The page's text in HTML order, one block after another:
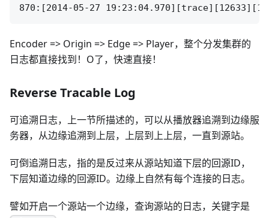
Encoder => Origin => Edge => Player，整个分发集群的
日志都直接找到！O了，快速直接！
Reverse Tracable Log
可追溯日志，上一节所描述的，可以从播放器追溯到边缘服
务器，从边缘追溯到上层，上层到上上层，一直到源站。
可倒追溯日志，指的是反过来从源站知道下层的回源ID，
下层知道边缘的回源ID。边缘上自然有每个连接的日志。
譬如开启一个源站一个边缘，查询源站的日志，关键字是